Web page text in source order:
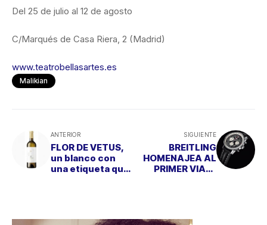
Del 25 de julio al 12 de agosto
C/Marqués de Casa Riera, 2 (Madrid)
www.teatrobellasartes.es
Malikian
ANTERIOR
FLOR DE VETUS,
un blanco con
una etiqueta que
SIGUIENTE
BREITLING
HOMENAJEA AL
PRIMER VIAJE